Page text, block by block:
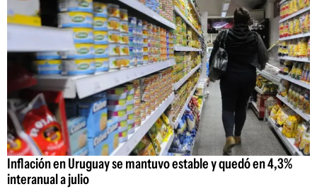
Inflación en Uruguay se mantuvo estable y quedó en 4,3%
interanual a julio